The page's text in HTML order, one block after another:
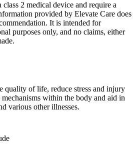
2 medical device and require a
provided by Elevate Care does
It is intended for
purposes only, and no claims, either
quality of life, reduce stress and injury
within the body and aid in
various other illnesses.